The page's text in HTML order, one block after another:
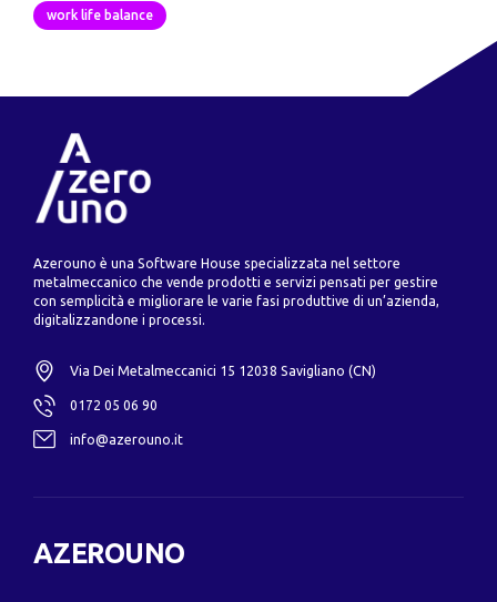
work life balance
Azerouno è una Software House specializzata nel settore
metalmeccanico che vende prodotti e servizi pensati per gestire
con semplicità e migliorare le varie fasi produttive di un’azienda,
digitalizzandone i processi.
Via Dei Metalmeccanici 15 12038 Savigliano (CN)
0172 05 06 90
info@azerouno.it
AZEROUNO